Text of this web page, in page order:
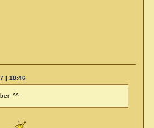
| 18:46
^^